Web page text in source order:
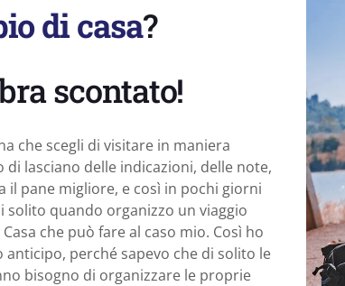
di casa?
scontato!
che scegli di visitare in maniera
lasciano delle indicazioni, delle note,
il pane migliore, e così in pochi giorni
quando organizzo un viaggio
che può fare al caso mio. Così ho
perché sapevo che di solito le
bisogno di organizzare le proprie